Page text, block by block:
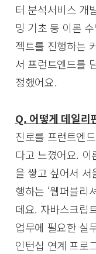
터 분석서비스 개
밍 기초 등 이론
젝트를 진행하는
서 프런트엔드를
정했어요.
Q. 어떻게 데일리
진로를 프런트엔
다고 느꼈어요.
을 쌓고 싶어서 서
행하는 ‘웹퍼블리
데요. 자바스크립
업무에 필요한 실
인턴십 연계 프로